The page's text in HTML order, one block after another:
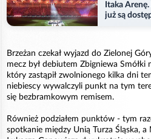
Itaka
już są
Brzeżan czekał wyjazd do Zielonej
mecz był debiutem Zbigniewa
który zastąpił zwolnionego kilka dni
niebiescy wywalczyli punkt na tym
się bezbramkowym remisem.
Również podziałem punktów - tym
spotkanie między Unią Turza Śląska, a